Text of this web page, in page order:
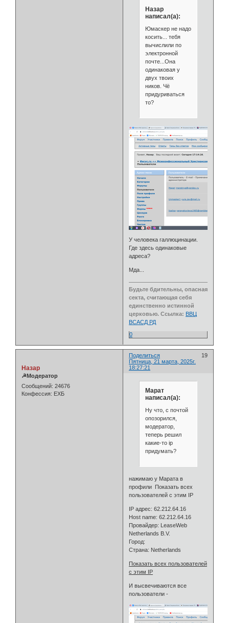
Назар
написал(а):
Юмаскер не надо
косить... тебя
вычислили по
электронной
почте...Она
одинаковая у
двух твоих
ников. Чё
придуриваться
то?
У человека галлюцинации.
Где здесь одинаковые
адреса?
Мда...
Будьте бдительны, опасная
секта, считающая себя
единственно истинной
церковью. Ссылка: ВВЦ
ВСАСД РД
0
Поделиться
19
Пятница, 21 марта, 2025г.
18:27:21
Назар
☭Модератор
Сообщений: 24676
Конфессия: ЕХБ
Марат
написал(а):
Ну что, с почтой
опозорился,
модератор,
теперь решил
какие-то ip
придумать?
нажимаю у Марата в
профили Показать всех
пользователей с этим IP
IP адрес: 62.212.64.16
Host name: 62.212.64.16
Провайдер: LeaseWeb
Netherlands B.V.
Город:
Страна: Netherlands
Показать всех пользователей
с этим IP
И высвечиваются все
пользователи -